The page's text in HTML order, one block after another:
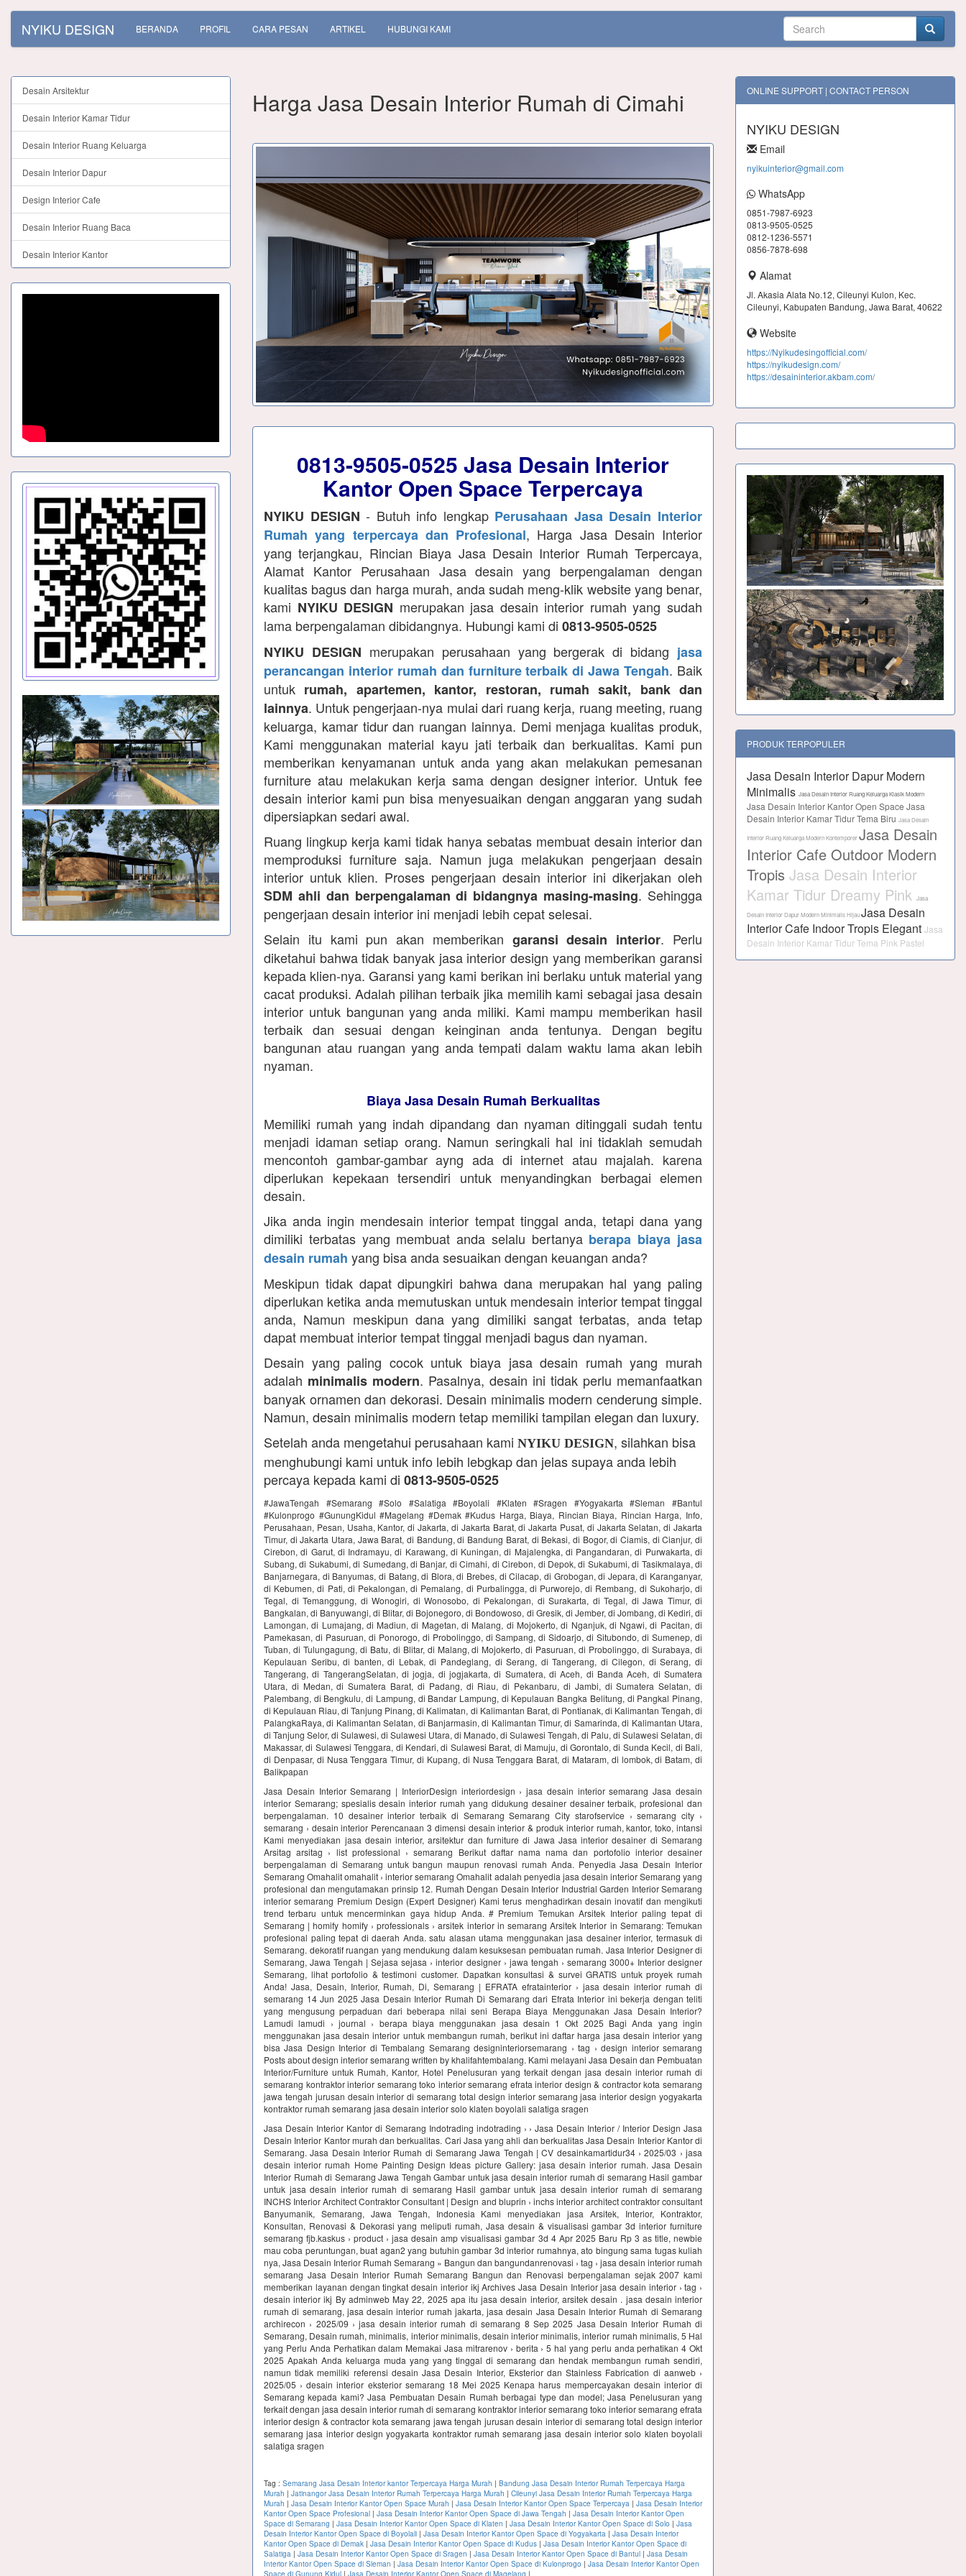
NYIKU DESIGN BERANDA PROFIL CARA PESAN ARTIKEL HUBUNGI KAMI
Harga Jasa Desain Interior Rumah di Cimahi
0813-9505-0525 Jasa Desain Interior
Kantor Open Space Terpercaya
NYIKU DESIGN - Butuh info lengkap Perusahaan Jasa Desain Interior
Rumah yang terpercaya dan Profesional, Harga Jasa Desain Interior
yang terjangkau, Rincian Biaya Jasa Desain Interior Rumah Terpercaya,
Alamat Kantor Perusahaan Jasa desain yang berpengalaman dengan
kualitas bagus dan harga murah, anda sudah meng-klik website yang benar,
kami NYIKU DESIGN merupakan jasa desain interior rumah yang sudah
lama berpengalaman dibidangnya. Hubungi kami di 0813-9505-0525
NYIKU DESIGN merupakan perusahaan yang bergerak di bidang jasa
perancangan interior rumah dan furniture terbaik di Jawa Tengah. Baik
untuk rumah, apartemen, kantor, restoran, rumah sakit, bank dan
lainnya. Untuk pengerjaan-nya mulai dari ruang kerja, ruang meeting, ruang
keluarga, kamar tidur dan ruangan lainnya. Demi menjaga kualitas produk,
Kami menggunakan material kayu jati terbaik dan berkualitas. Kami pun
memberikan kenyamanan untuk anda yang akan melakukan pemesanan
furniture atau melakukan kerja sama dengan designer interior. Untuk fee
desain interior kami pun bisa menyesuaikan dengan anggaran yang sudah
dipersiapkan sedari awal.
Ruang lingkup kerja kami tidak hanya sebatas membuat desain interior dan
memproduksi furniture saja. Namun juga melakukan pengerjaan desain
interior untuk klien. Proses pengerjaan desain interior ini dikerjakan oleh
SDM ahli dan berpengalaman di bidangnya masing-masing. Sehingga
pengerjaan desain interior ini menjadi lebih cepat selesai.
Selain itu kami pun akan memberikan garansi desain interior. Perlu
diketahui bahwa tidak banyak jasa interior design yang memberikan garansi
kepada klien-nya. Garansi yang kami berikan ini berlaku untuk material yang
cacat produksi. Adalah pilihan terbaik jika memilih kami sebagai jasa desain
interior untuk bangunan yang anda miliki. Kami mampu memberikan hasil
terbaik dan sesuai dengan keinginan anda tentunya. Dengan begitu
bangunan atau ruangan yang anda tempati dalam waktu lama akan lebih
nyaman.
Biaya Jasa Desain Rumah Berkualitas
Memiliki rumah yang indah dipandang dan nyaman ditinggali sudah tentu
menjadi idaman setiap orang. Namun seringkali hal ini tidaklah semudah
mencontoh gambar-gambar ayng ada di internet atau majalah. karena
diperlukan kepekaan tersendiri untuk menyandingkan berbagai elemen
desain.
Jika anda ingin mendesain interior tempat tinggal anda, tetapi dana yang
dimiliki terbatas yang membuat anda selalu bertanya berapa biaya jasa
desain rumah yang bisa anda sesuaikan dengan keuangan anda?
Meskipun tidak dapat dipungkiri bahwa dana merupakan hal yang paling
diperlukan ketika anda memutuskan untuk mendesain interior tempat tinggal
anda, Namun meskipun dana yang dimiliki sangat terbatas, anda tetap
dapat membuat interior tempat tinggal menjadi bagus dan nyaman.
Desain yang paling cocok untuk biaya jasa desain rumah yang murah
adalah minimalis modern. Pasalnya, desain ini tidak perlu memanfaatkan
banyak ornamen dan dekorasi. Desain minimalis modern cenderung simple.
Namun, desain minimalis modern tetap memiliki tampilan elegan dan luxury.
Setelah anda mengetahui perusahaan kami NYIKU DESIGN, silahkan bisa
menghubungi kami untuk info lebih lebgkap dan jelas supaya anda lebih
percaya kepada kami di 0813-9505-0525
#JawaTengah #Semarang #Solo #Salatiga #Boyolali #Klaten #Sragen #Yogyakarta #Sleman #Bantul
#Kulonprogo #GunungKidul #Magelang #Demak #Kudus Harga, Biaya, Rincian Biaya, Rincian Harga, Info,
Perusahaan, Pesan, Usaha, Kantor, di Jakarta, di Jakarta Barat, di Jakarta Pusat, di Jakarta Selatan, di Jakarta
Timur, di Jakarta Utara, Jawa Barat, di Bandung, di Bandung Barat, di Bekasi, di Bogor, di Ciamis, di Cianjur, di
Cirebon, di Garut, di Indramayu, di Karawang, di Kuningan, di Majalengka, di Pangandaran, di Purwakarta, di
Subang, di Sukabumi, di Sumedang, di Banjar, di Cimahi, di Cirebon, di Depok, di Sukabumi, di Tasikmalaya, di
Banjarnegara, di Banyumas, di Batang, di Blora, di Brebes, di Cilacap, di Grobogan, di Jepara, di Karanganyar,
di Kebumen, di Pati, di Pekalongan, di Pemalang, di Purbalingga, di Purworejo, di Rembang, di Sukoharjo, di
Tegal, di Temanggung, di Wonogiri, di Wonosobo, di Pekalongan, di Surakarta, di Tegal, di Jawa Timur, di
Bangkalan, di Banyuwangi, di Blitar, di Bojonegoro, di Bondowoso, di Gresik, di Jember, di Jombang, di Kediri, di
Lamongan, di Lumajang, di Madiun, di Magetan, di Malang, di Mojokerto, di Nganjuk, di Ngawi, di Pacitan, di
Pamekasan, di Pasuruan, di Ponorogo, di Probolinggo, di Sampang, di Sidoarjo, di Situbondo, di Sumenep, di
Tuban, di Tulungagung, di Batu, di Blitar, di Malang, di Mojokerto, di Pasuruan, di Probolinggo, di Surabaya, di
Kepulauan Seribu, di banten, di Lebak, di Pandeglang, di Serang, di Tangerang, di Cilegon, di Serang, di
Tangerang, di TangerangSelatan, di jogja, di jogjakarta, di Sumatera, di Aceh, di Banda Aceh, di Sumatera
Utara, di Medan, di Sumatera Barat, di Padang, di Riau, di Pekanbaru, di Jambi, di Sumatera Selatan, di
Palembang, di Bengkulu, di Lampung, di Bandar Lampung, di Kepulauan Bangka Belitung, di Pangkal Pinang,
di Kepulauan Riau, di Tanjung Pinang, di Kalimatan, di Kalimantan Barat, di Pontianak, di Kalimantan Tengah, di
PalangkaRaya, di Kalimantan Selatan, di Banjarmasin, di Kalimantan Timur, di Samarinda, di Kalimantan Utara,
di Tanjung Selor, di Sulawesi, di Sulawesi Utara, di Manado, di Sulawesi Tengah, di Palu, di Sulawesi Selatan, di
Makassar, di Sulawesi Tenggara, di Kendari, di Sulawesi Barat, di Mamuju, di Gorontalo, di Sunda Kecil, di Bali,
di Denpasar, di Nusa Tenggara Timur, di Kupang, di Nusa Tenggara Barat, di Mataram, di lombok, di Batam, di
Balikpapan
Jasa Desain Interior Semarang | InteriorDesign interiordesign › jasa desain interior semarang Jasa desain
interior Semarang; spesialis desain interior rumah yang didukung desainer desainer terbaik, profesional dan
berpengalaman. 10 desainer interior terbaik di Semarang Semarang City starofservice › semarang city ›
semarang › desain interior Perencanaan 3 dimensi desain interior & produk interior rumah, kantor, toko, intansi
Kami menyediakan jasa desain interior, arsitektur dan furniture di Jawa Jasa interior desainer di Semarang
Arsitag arsitag › list professional › semarang Berikut daftar nama nama dan portofolio interior desainer
berpengalaman di Semarang untuk bangun maupun renovasi rumah Anda. Penyedia Jasa Desain Interior
Semarang Omahalit omahalit › interior semarang Omahalit adalah penyedia jasa desain interior Semarang yang
profesional dan mengutamakan prinsip 12. Rumah Dengan Desain Interior Industrial Garden Interior Semarang
interior semarang Premium Design (Expert Designer) Kami terus menghadirkan desain inovatif dan mengikuti
trend terbaru untuk mencerminkan gaya hidup Anda. # Premium Temukan Arsitek Interior paling tepat di
Semarang | homify homify › professionals › arsitek interior in semarang Arsitek Interior in Semarang: Temukan
profesional paling tepat di daerah Anda. satu alasan utama menggunakan jasa desainer interior, termasuk di
Semarang. dekoratif ruangan yang mendukung dalam kesuksesan pembuatan rumah. Jasa Interior Designer di
Semarang, Jawa Tengah | Sejasa sejasa › interior designer › jawa tengah › semarang 3000+ Interior designer
Semarang, lihat portofolio & testimoni customer. Dapatkan konsultasi & survei GRATIS untuk proyek rumah
Anda! Jasa, Desain, Interior, Rumah, Di, Semarang | EFRATA efratainterior › jasa desain interior rumah di
semarang 14 Jun 2025 Jasa Desain Interior Rumah Di Semarang dari Efrata Interior ini bekerja dengan teliti
yang mengusung perpaduan dari beberapa nilai seni Berapa Biaya Menggunakan Jasa Desain Interior?
Lamudi lamudi › journal › berapa biaya menggunakan jasa desain 1 Okt 2025 Bagi Anda yang ingin
menggunakan jasa desain interior untuk membangun rumah, berikut ini daftar harga jasa desain interior yang
bisa Jasa Design Interior di Tembalang Semarang designinteriorsemarang › tag › design interior semarang
Posts about design interior semarang written by khalifahtembalang. Kami melayani Jasa Desain dan Pembuatan
Interior/Furniture untuk Rumah, Kantor, Hotel Penelusuran yang terkait dengan jasa desain interior rumah di
semarang kontraktor interior semarang toko interior semarang efrata interior design & contractor kota semarang
jawa tengah jurusan desain interior di semarang total design interior semarang jasa interior design yogyakarta
kontraktor rumah semarang jasa desain interior solo klaten boyolali salatiga sragen
Jasa Desain Interior Kantor di Semarang Indotrading indotrading › › Jasa Desain Interior / Interior Design Jasa
Desain Interior Kantor murah dan berkualitas. Cari Jasa yang ahli dan berkualitas Jasa Desain Interior Kantor di
Semarang. Jasa Desain Interior Rumah di Semarang Jawa Tengah | CV desainkamartidur34 › 2025/03 › jasa
desain interior rumah Home Painting Design Ideas picture Gallery: jasa desain interior rumah. Jasa Desain
Interior Rumah di Semarang Jawa Tengah Gambar untuk jasa desain interior rumah di semarang Hasil gambar
untuk jasa desain interior rumah di semarang Hasil gambar untuk jasa desain interior rumah di semarang
INCHS Interior Architect Contraktor Consultant | Design and bluprin › inchs interior architect contraktor consultant
Banyumanik, Semarang, Jawa Tengah, Indonesia Kami menyediakan jasa Arsitek, Interior, Kontraktor,
Konsultan, Renovasi & Dekorasi yang meliputi rumah, Jasa desain & visualisasi gambar 3d interior furniture
semarang fjb.kaskus › product › jasa desain amp visualisasi gambar 3d 4 Apr 2025 Baru Rp 3 as title, newbie
mau coba peruntungan, buat agan2 yang butuhin gambar 3d interior rumahnya, ato bingung sama tugas kuliah
nya, Jasa Desain Interior Rumah Semarang » Bangun dan bangundanrenovasi › tag › jasa desain interior rumah
semarang Jasa Desain Interior Rumah Semarang Bangun dan Renovasi berpengalaman sejak 2007 kami
memberikan layanan dengan tingkat desain interior ikj Archives Jasa Desain Interior jasa desain interior › tag ›
desain interior ikj By adminweb May 22, 2025 apa itu jasa desain interior, arsitek desain . jasa desain interior
rumah di semarang, jasa desain interior rumah jakarta, jasa desain Jasa Desain Interior Rumah di Semarang
archirecon › 2025/09 › jasa desain interior rumah di semarang 8 Sep 2025 Jasa Desain Interior Rumah di
Semarang, Desain rumah, minimalis, interior minimalis, desain interior minimalis, interior rumah minimalis, 5 Hal
yang Perlu Anda Perhatikan dalam Memakai Jasa mitrarenov › berita › 5 hal yang perlu anda perhatikan 4 Okt
2025 Apakah Anda keluarga muda yang yang tinggal di semarang dan hendak membangun rumah sendiri,
namun tidak memiliki referensi desain Jasa Desain Interior, Eksterior dan Stainless Fabrication di aanweb ›
2025/05 › desain interior eksterior semarang 18 Mei 2025 Kenapa harus mempercayakan desain interior di
Semarang kepada kami? Jasa Pembuatan Desain Rumah berbagai type dan model; Jasa Penelusuran yang
terkait dengan jasa desain interior rumah di semarang kontraktor interior semarang toko interior semarang efrata
interior design & contractor kota semarang jawa tengah jurusan desain interior di semarang total design interior
semarang jasa interior design yogyakarta kontraktor rumah semarang jasa desain interior solo klaten boyolali
salatiga sragen
Tag : Semarang Jasa Desain Interior kantor Terpercaya Harga Murah | Bandung Jasa Desain Interior Rumah Terpercaya Harga
Murah | Jatinangor Jasa Desain Interior Rumah Terpercaya Harga Murah | Cileunyi Jasa Desain Interior Rumah Terpercaya Harga
Murah | Jasa Desain Interior Kantor Open Space Murah | Jasa Desain Interior Kantor Open Space Terpercaya | Jasa Desain Interior
Kantor Open Space Profesional | Jasa Desain Interior Kantor Open Space di Jawa Tengah | Jasa Desain Interior Kantor Open
Space di Semarang | Jasa Desain Interior Kantor Open Space di Klaten | Jasa Desain Interior Kantor Open Space di Solo | Jasa
Desain Interior Kantor Open Space di Boyolali | Jasa Desain Interior Kantor Open Space di Yogyakarta | Jasa Desain Interior
Kantor Open Space di Demak | Jasa Desain Interior Kantor Open Space di Kudus | Jasa Desain Interior Kantor Open Space di
Salatiga | Jasa Desain Interior Kantor Open Space di Sragen | Jasa Desain Interior Kantor Open Space di Bantul | Jasa Desain
Interior Kantor Open Space di Sleman | Jasa Desain Interior Kantor Open Space di Kulonprogo | Jasa Desain Interior Kantor Open
Space di Gunung Kidul | Jasa Desain Interior Kantor Open Space di Magelang |
Desain Arsitektur
Desain Interior Kamar Tidur
Desain Interior Ruang Keluarga
Desain Interior Dapur
Design Interior Cafe
Desain Interior Ruang Baca
Desain Interior Kantor
ONLINE SUPPORT | CONTACT PERSON
NYIKU DESIGN
Email
nyikuinterior@gmail.com
WhatsApp
0851-7987-6923
0813-9505-0525
0812-1236-5571
0856-7878-698
Alamat
Jl. Akasia Alata No.12, Cileunyi Kulon, Kec.
Cileunyi, Kabupaten Bandung, Jawa Barat, 40622
Website
https://Nyikudesingofficial.com/
https://nyikudesign.com/
https://desaininterior.akbam.com/
PRODUK TERPOPULER
Jasa Desain Interior Dapur Modern
Minimalis Jasa Desain Interior Ruang Keluarga Klasik Modern
Jasa Desain Interior Kantor Open Space Jasa
Desain Interior Kamar Tidur Tema Biru Jasa Desain
Interior Ruang Keluarga Modern KontemporerJasa Desain
Interior Cafe Outdoor Modern
Tropis Jasa Desain Interior
Kamar Tidur Dreamy Pink Jasa
Desain Interior Dapur Modern Minimalis HijauJasa Desain
Interior Cafe Indoor Tropis Elegant Jasa
Desain Interior Kamar Tidur Tema Pink Pastel